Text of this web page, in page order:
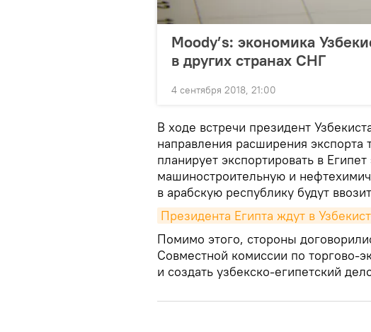
Moody’s: экономика
в других странах СНГ
4 сентября 2018, 21:00
В ходе встречи президент
направления расширения экспорта
планирует экспортировать в
машиностроительную и
в арабскую республику будут
Президента Египта ждут в
Помимо этого, стороны
Совместной комиссии по торгово-
и создать узбекско-египетский